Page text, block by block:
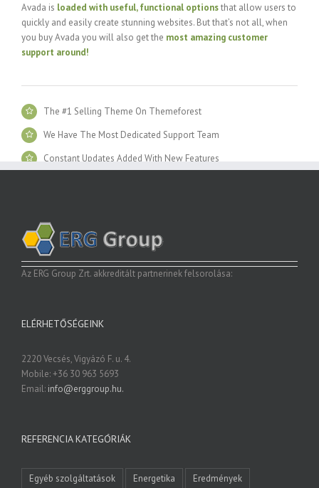
Avada is loaded with useful, functional optionsthat allow users to
quickly and easily create stunning websites. But that’s not all, when
you buy Avada you will also get the most amazing customer
support around!
The #1 Selling Theme On Themeforest
We Have The Most Dedicated Support Team
Constant Updates Added With New Features
Az ERG Group Zrt. akkreditált partnerinek felsorolása:
ELÉRHETŐSÉGEINK
2220 Vecsés, Vigyázó F. u. 4.
Mobile: +36 30 963 5693
Email: info@erggroup.hu.
REFERENCIA KATEGÓRIÁK
Egyéb szolgáltatások Energetika
Eredmények